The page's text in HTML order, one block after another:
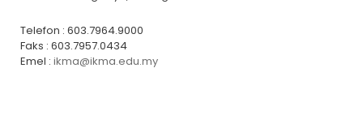
Telefon : 603.7964.9000
Faks : 603.7957.0434
Emel : ikma@ikma.edu.my